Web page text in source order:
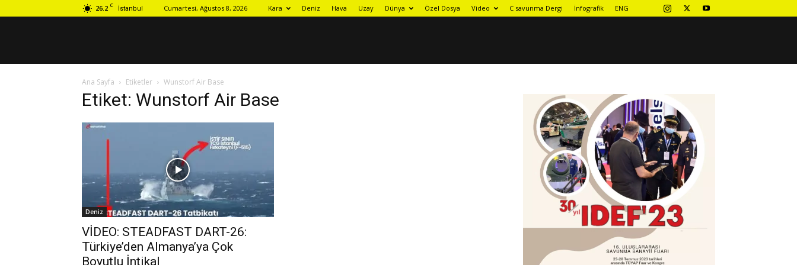
26.2 C İstanbul Cumartesi, Ağustos 8, 2026 Kara Deniz Hava Uzay Dünya Özel Dosya Video C savunma Dergi İnfografik ENG
Ana Sayfa Etiketler Wunstorf Air Base
Etiket: Wunstorf Air Base
Deniz
VİDEO: STEADFAST DART-26:
Türkiye’den Almanya’ya Çok
Boyutlu İntikal